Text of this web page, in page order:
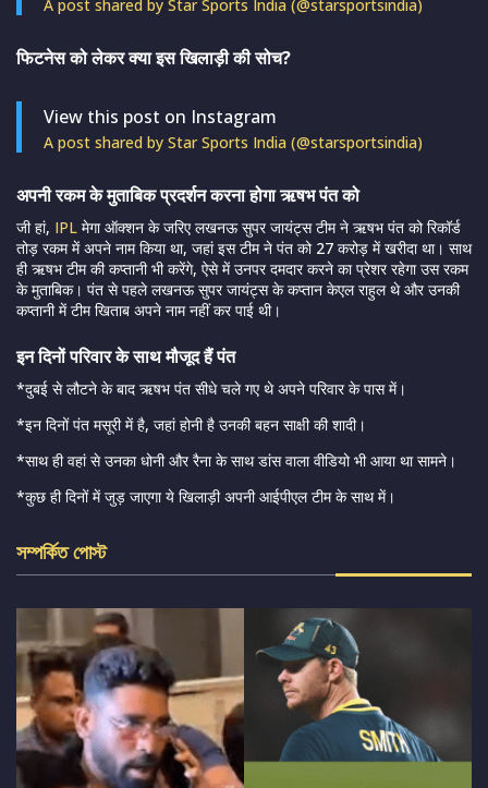
A post shared by Star Sports India (@starsportsindia)
फिटनेस को लेकर क्या इस खिलाड़ी की सोच?
View this post on Instagram
A post shared by Star Sports India (@starsportsindia)
अपनी रकम के मुताबिक प्रदर्शन करना होगा ऋषभ पंत को
जी हां, IPL मेगा ऑक्शन के जरिए लखनऊ सुपर जायंट्स टीम ने ऋषभ पंत को रिकॉर्ड
तोड़ रकम में अपने नाम किया था, जहां इस टीम ने पंत को 27 करोड़ में खरीदा था। साथ
ही ऋषभ टीम की कप्तानी भी करेंगे, ऐसे में उनपर दमदार करने का प्रेशर रहेगा उस रकम
के मुताबिक। पंत से पहले लखनऊ सुपर जायंट्स के कप्तान केएल राहुल थे और उनकी
कप्तानी में टीम खिताब अपने नाम नहीं कर पाई थी।
इन दिनों परिवार के साथ मौजूद हैं पंत
*दुबई से लौटने के बाद ऋषभ पंत सीधे चले गए थे अपने परिवार के पास में।
*इन दिनों पंत मसूरी में है, जहां होनी है उनकी बहन साक्षी की शादी।
*साथ ही वहां से उनका धोनी और रैना के साथ डांस वाला वीडियो भी आया था सामने।
*कुछ ही दिनों में जुड़ जाएगा ये खिलाड़ी अपनी आईपीएल टीम के साथ में।
সম্পর্কিত পোস্ট